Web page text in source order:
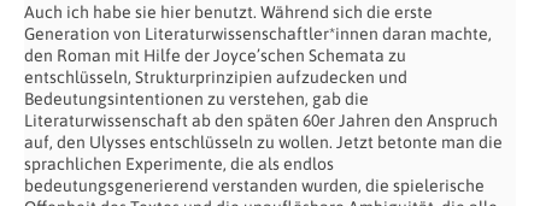
Auch ich habe sie hier benutzt. Während sich die erste
Generation von Literaturwissenschaftler*innen daran machte,
den Roman mit Hilfe der Joyce’schen Schemata zu
entschlüsseln, Strukturprinzipien aufzudecken und
Bedeutungsintentionen zu verstehen, gab die
Literaturwissenschaft ab den späten 60er Jahren den Anspruch
auf, den Ulysses entschlüsseln zu wollen. Jetzt betonte man die
sprachlichen Experimente, die als endlos
bedeutungsgenerierend verstanden wurden, die spielerische